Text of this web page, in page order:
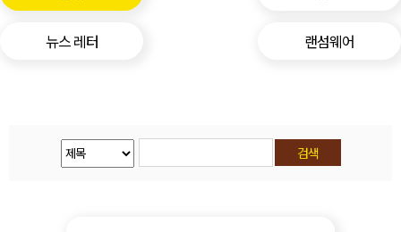
뉴스 레터 랜섬웨어